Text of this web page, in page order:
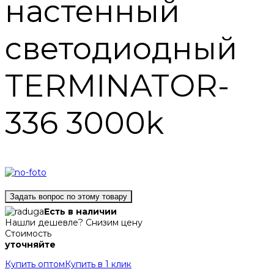
настенный
светодиодный
TERMINATOR-
336 3000k
Задать вопрос по этому товару
Есть в наличии
Нашли дешевле? Снизим цену
Стоимость
уточняйте
Купить оптом Купить в 1 клик